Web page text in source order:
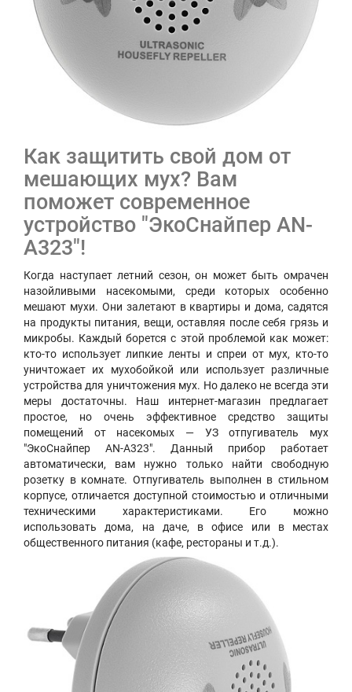
Как защитить свой дом от
мешающих мух? Вам
поможет современное
устройство "ЭкоСнайпер AN-
A323"!
Когда наступает летний сезон, он может быть омрачен
назойливыми насекомыми, среди которых особенно
мешают мухи. Они залетают в квартиры и дома, садятся
на продукты питания, вещи, оставляя после себя грязь и
микробы. Каждый борется с этой проблемой как может:
кто-то использует липкие ленты и спреи от мух, кто-то
уничтожает их мухобойкой или использует различные
устройства для уничтожения мух. Но далеко не всегда эти
меры достаточны. Наш интернет-магазин предлагает
простое, но очень эффективное средство защиты
помещений от насекомых — УЗ отпугиватель мух
"ЭкоСнайпер AN-A323". Данный прибор работает
автоматически, вам нужно только найти свободную
розетку в комнате. Отпугиватель выполнен в стильном
корпусе, отличается доступной стоимостью и отличными
техническими характеристиками. Его можно
использовать дома, на даче, в офисе или в местах
общественного питания (кафе, рестораны и т.д.).